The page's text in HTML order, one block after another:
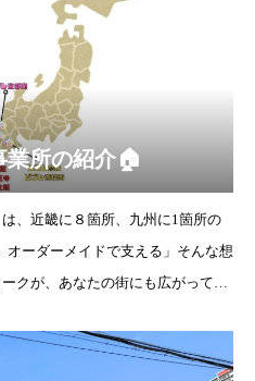
業所の紹介🏠
、近畿に８箇所、九州に1箇所の
オーダーメイドで支える」そんな想
クが、あなたの街にも広がってい